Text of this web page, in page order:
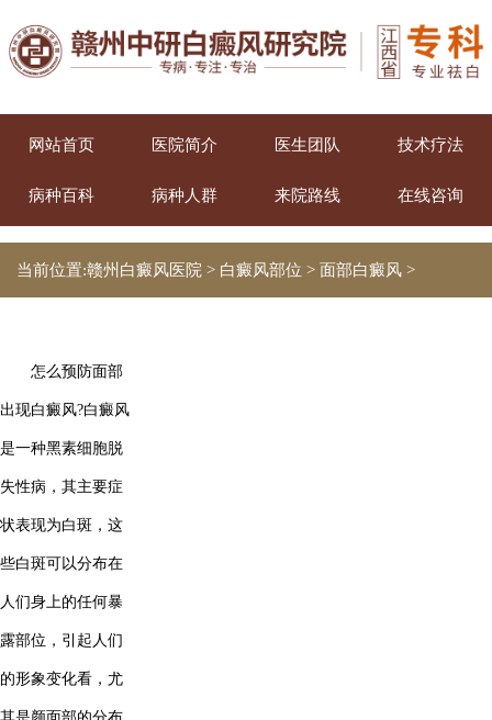
网站首页 医院简介 医生团队 技术疗法
病种百科 病种人群 来院路线 在线咨询
当前位置:赣州白癜风医院 > 白癜风部位 > 面部白癜风 >
怎么预防面部
出现白癜风?白癜风
是一种黑素细胞脱
失性病，其主要症
状表现为白斑，这
些白斑可以分布在
人们身上的任何暴
露部位，引起人们
的形象变化看，尤